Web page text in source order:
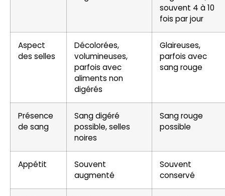
souvent 4 à 10
fois par jour
Aspect
des selles
Décolorées,
volumineuses,
parfois avec
aliments non
digérés
Glaireuses,
parfois avec
sang rouge
Présence
de sang
Sang digéré
possible, selles
noires
Sang rouge
possible
Appétit
Souvent
augmenté
Souvent
conservé